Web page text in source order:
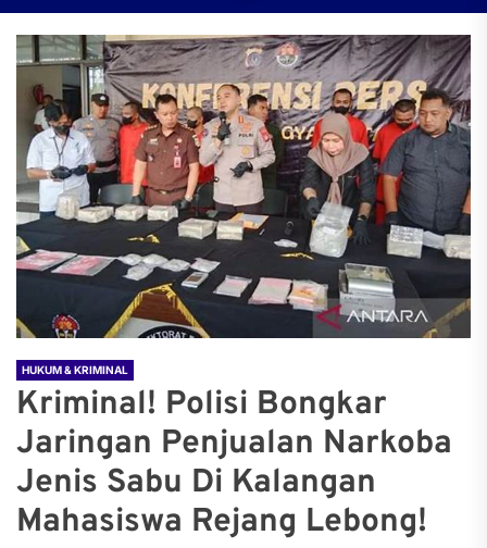
HUKUM & KRIMINAL
Kriminal! Polisi Bongkar
Jaringan Penjualan Narkoba
Jenis Sabu Di Kalangan
Mahasiswa Rejang Lebong!